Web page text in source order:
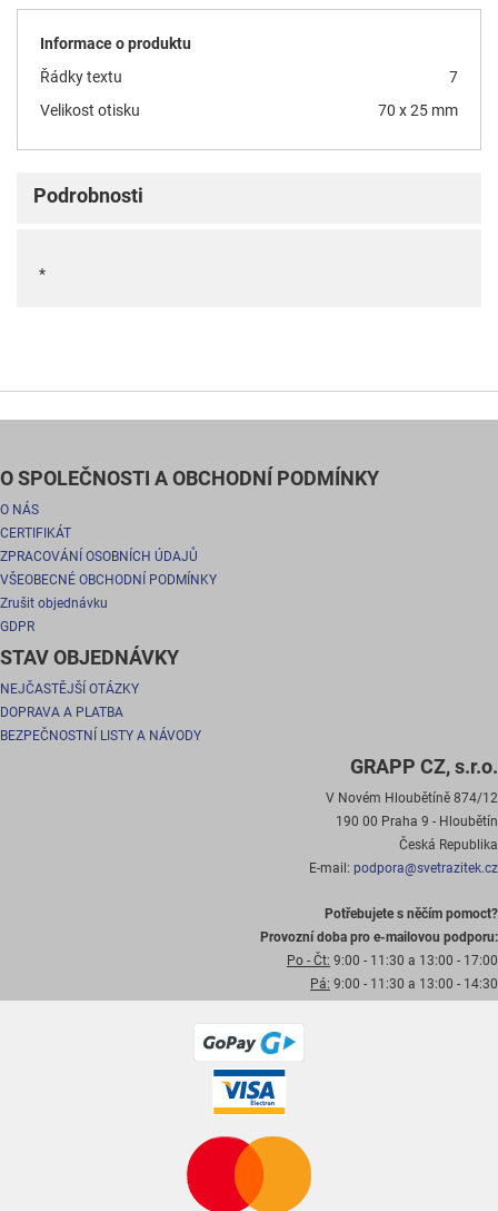
Informace o produktu
Řádky textu
7
Velikost otisku
70 x 25 mm
Podrobnosti
*
O SPOLEČNOSTI A OBCHODNÍ PODMÍNKY
O NÁS
CERTIFIKÁT
ZPRACOVÁNÍ OSOBNÍCH ÚDAJŮ
VŠEOBECNÉ OBCHODNÍ PODMÍNKY
Zrušit objednávku
GDPR
STAV OBJEDNÁVKY
NEJČASTĚJŠÍ OTÁZKY
DOPRAVA A PLATBA
BEZPEČNOSTNÍ LISTY A NÁVODY
GRAPP CZ, s.r.o.
V Novém Hloubětíně 874/12
190 00 Praha 9 - Hloubětín
Česká Republika
E-mail: podpora@svetrazitek.cz
Potřebujete s něčím pomoct?
Provozní doba pro e-mailovou podporu:
Po - Čt: 9:00 - 11:30 a 13:00 - 17:00
Pá: 9:00 - 11:30 a 13:00 - 14:30